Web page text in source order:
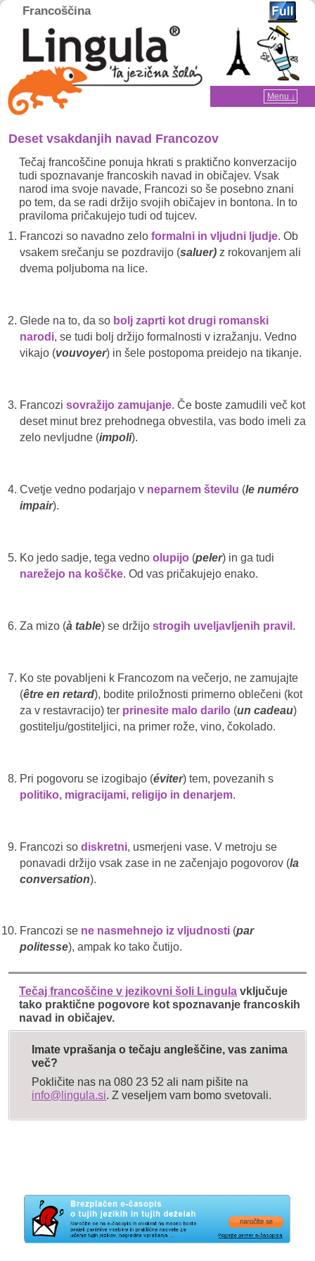
Francoščina
Home
Menu ↓
Skip to primary content
Skip to secondary content
Deset vsakdanjih navad Francozov
Tečaj francoščine ponuja hkrati s praktično konverzacijo
tudi spoznavanje francoskih navad in običajev. Vsak
narod ima svoje navade, Francozi so še posebno znani
po tem, da se radi držijo svojih običajev in bontona. In to
praviloma pričakujejo tudi od tujcev.
Francozi so navadno zelo formalni in vljudni ljudje. Ob
vsakem srečanju se pozdravijo (saluer)z rokovanjem ali
dvema poljuboma na lice.
Glede na to, da so bolj zaprti kot drugi romanski
narodi, se tudi bolj držijo formalnosti v izražanju. Vedno
vikajo (vouvoyer) in šele postopoma preidejo na tikanje.
Francozi sovražijo zamujanje. Če boste zamudili več kot
deset minut brez prehodnega obvestila, vas bodo imeli za
zelo nevljudne (impoli).
Cvetje vedno podarjajo v neparnem številu (le numéro
impair).
Ko jedo sadje, tega vedno olupijo (peler) in ga tudi
narežejo na koščke. Od vas pričakujejo enako.
Za mizo (à table) se držijo strogih uveljavljenih pravil .
Ko ste povabljeni k Francozom na večerjo, ne zamujajte
(être en retard), bodite priložnosti primerno oblečeni (kot
za v restavracijo) ter prinesite malo darilo(un cadeau)
gostitelju/gostiteljici, na primer rože, vino, čokolado.
Pri pogovoru se izogibajo (éviter) tem, povezanih s
politiko, migracijami, religijo in denarjem.
Francozi so diskretni, usmerjeni vase. V metroju se
ponavadi držijo vsak zase in ne začenjajo pogovorov (la
conversation).
Francozi se ne nasmehnejo iz vljudnosti(par
politesse), ampak ko tako čutijo.
Tečaj francoščine v jezikovni šoli Lingula vključuje
tako praktične pogovore kot spoznavanje francoskih
navad in običajev.
Imate vprašanja o tečaju angleščine, vas zanima
več?
Pokličite nas na 080 23 52 ali nam pišite na
info@lingula.si. Z veseljem vam bomo svetovali.